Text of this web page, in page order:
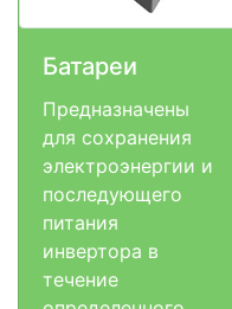
Батареи
Предназначены
для сохранения
электроэнергии и
последующего
питания
инвертора в
течение